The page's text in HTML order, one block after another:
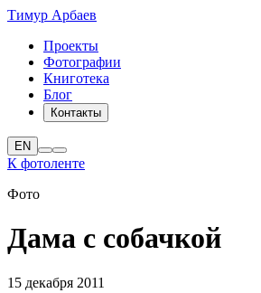
Тимур Арбаев
Проекты
Фотографии
Книготека
Блог
Контакты
EN
К фотоленте
Фото
Дама с собачкой
15 декабря 2011